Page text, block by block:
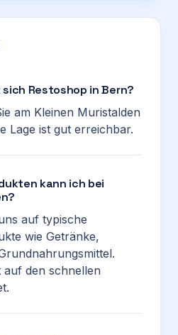
Restoshop in Bern?
am Kleinen Muristalden
Lage ist gut erreichbar.
kann ich bei
auf typische
wie Getränke,
auf den schnellen